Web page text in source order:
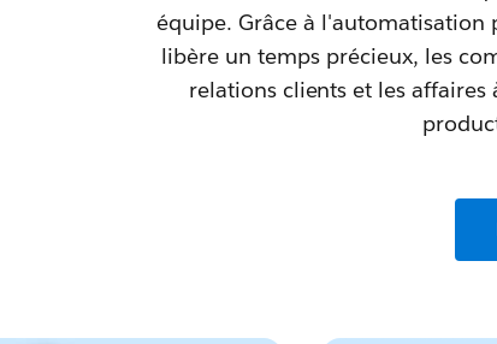
équipe. Grâce à
libère un temps précieux, les
relations clients et les